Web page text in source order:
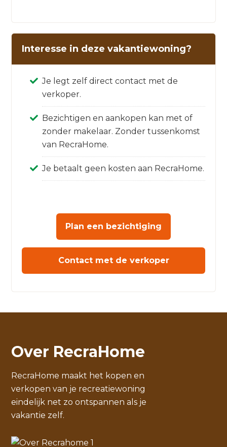
Interesse in deze vakantiewoning?
Je legt zelf direct contact met de
verkoper.
Bezichtigen en aankopen kan met of
zonder makelaar. Zonder tussenkomst
van RecraHome.
Je betaalt geen kosten aan RecraHome.
Plan een bezichtiging
Contact met de verkoper
Over RecraHome
RecraHome maakt het kopen en
verkopen van je recreatiewoning
eindelijk net zo ontspannen als je
vakantie zelf.